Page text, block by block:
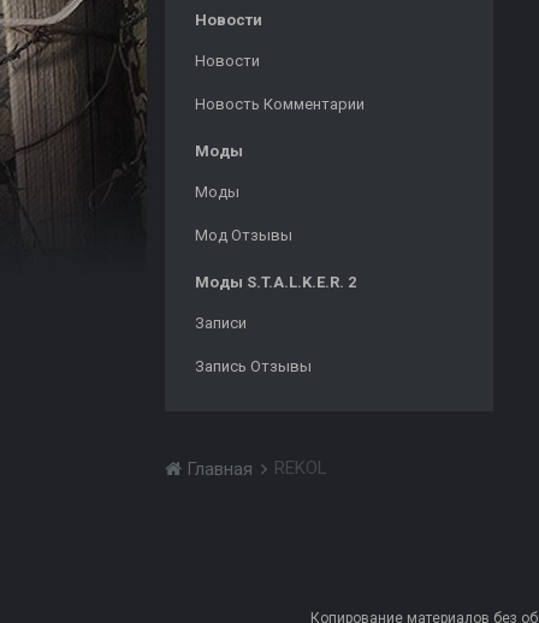
Новости
Новости
Новость Комментарии
Моды
Моды
Мод Отзывы
Моды S.T.A.L.K.E.R. 2
Записи
Запись Отзывы
Главная REKOL
Копирование материалов без